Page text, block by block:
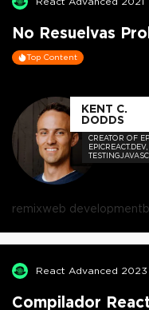
No Resuelvas
Top Content
KENT C.
DODDS
CREATOR OF
EPICREACT.DEV,
remixweb development
React Advanced 2023
Compilador